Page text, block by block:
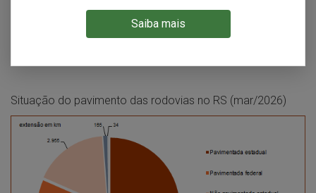
Saiba mais
função do maior número de municípios e de núcleos
urbanos. Segundo o DAER, mais de 14 mil quilômetros da
Situação do pavimento das rodovias no RS (mar/2026)